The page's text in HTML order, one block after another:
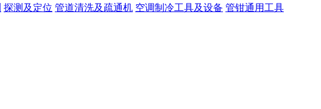
探测及定位 管道清洗及疏通机 空调制冷工具及设备 管钳通用工具